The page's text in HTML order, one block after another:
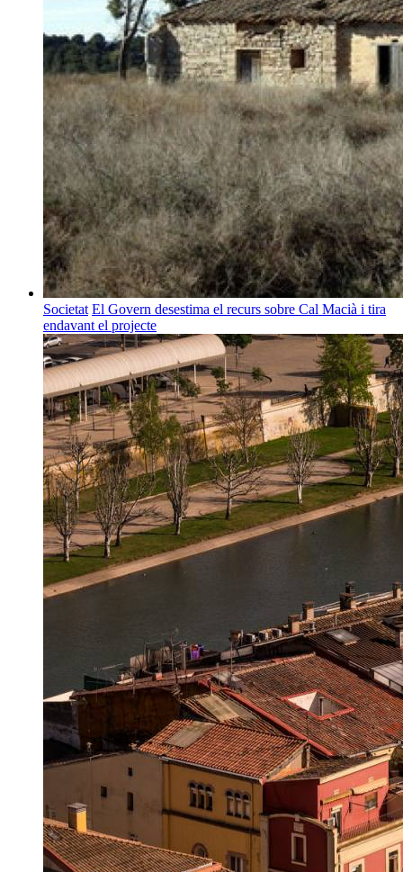
Societat El Govern desestima el recurs sobre Cal Macià i tira
endavant el projecte